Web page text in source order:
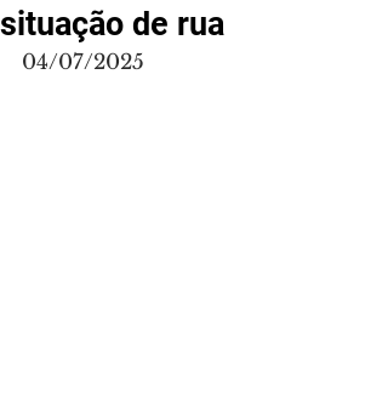
situação de rua
04/07/2025